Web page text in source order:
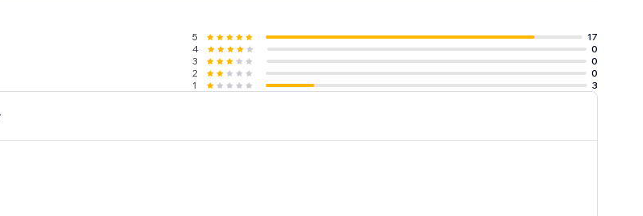
5
17
4
0
3
0
2
0
1
3